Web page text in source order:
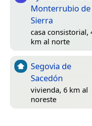
Monterrubio de
Sierra
casa consistorial,
km al norte
Segovia de
Sacedón
vivienda, 6 km al
noreste